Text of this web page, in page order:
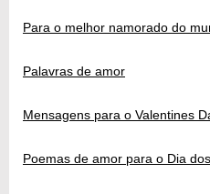
Para o melhor namorado do
Palavras de amor
Mensagens para o Valentines
Poemas de amor para o Dia